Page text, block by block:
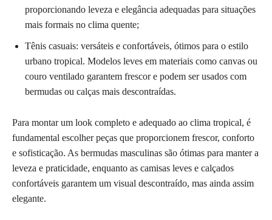
proporcionando leveza e elegância adequadas para situações
mais formais no clima quente;
Tênis casuais: versáteis e confortáveis, ótimos para o estilo
urbano tropical. Modelos leves em materiais como canvas ou
couro ventilado garantem frescor e podem ser usados com
bermudas ou calças mais descontraídas.
Para montar um look completo e adequado ao clima tropical, é
fundamental escolher peças que proporcionem frescor, conforto
e sofisticação. As bermudas masculinas são ótimas para manter a
leveza e praticidade, enquanto as camisas leves e calçados
confortáveis garantem um visual descontraído, mas ainda assim
elegante.